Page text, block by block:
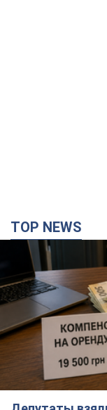
Депутаты
элитных
поселился
Как работает
пользуется
2 часа назад 31,9
Российская